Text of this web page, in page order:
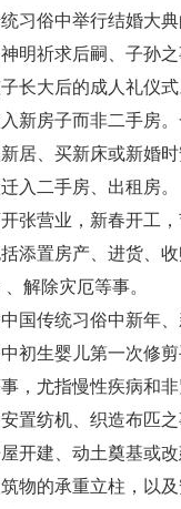
习俗中举行结婚大典
明祈求后嗣、子孙之
长大后的成人礼仪式
新房子而非二手房
居、买新床或新婚
入二手房、出租房。
张营业，新春开工，
添置房产、进货、
解除灾厄等事。
国传统习俗中新年、
初生婴儿第一次修
，尤指慢性疾病和
置纺机、织造布匹
开建、动土奠基或改
物的承重立柱，以